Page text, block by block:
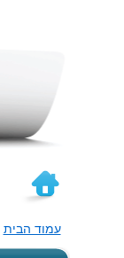
עמוד הבית